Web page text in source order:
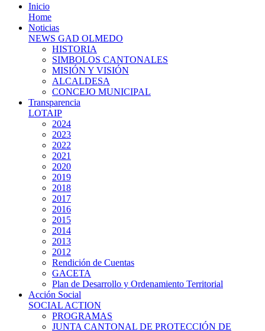
Inicio
Home
Noticias
NEWS GAD OLMEDO
HISTORIA
SIMBOLOS CANTONALES
MISIÓN Y VISIÓN
ALCALDESA
CONCEJO MUNICIPAL
Transparencia
LOTAIP
2024
2023
2022
2021
2020
2019
2018
2017
2016
2015
2014
2013
2012
Rendición de Cuentas
GACETA
Plan de Desarrollo y Ordenamiento Territorial
Acción Social
SOCIAL ACTION
PROGRAMAS
JUNTA CANTONAL DE PROTECCIÓN DE